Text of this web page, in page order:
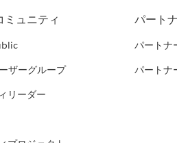
ュニティ
ザーグループ
リーダー
パート
パートナ
パートナ